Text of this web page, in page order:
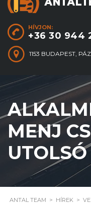
HÍVJON:
+36 30 944
1153 BUDAPEST,
MENJ
ANTAL TEAM > HÍREK >